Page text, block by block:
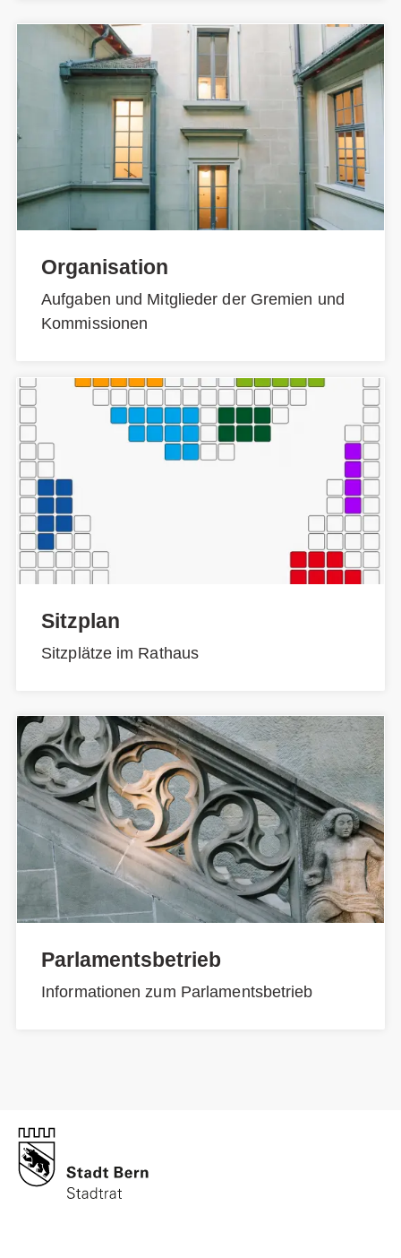
Organisation
Aufgaben und Mitglieder der Gremien und
Kommissionen
Sitzplan
Sitzplätze im Rathaus
Parlamentsbetrieb
Informationen zum Parlamentsbetrieb